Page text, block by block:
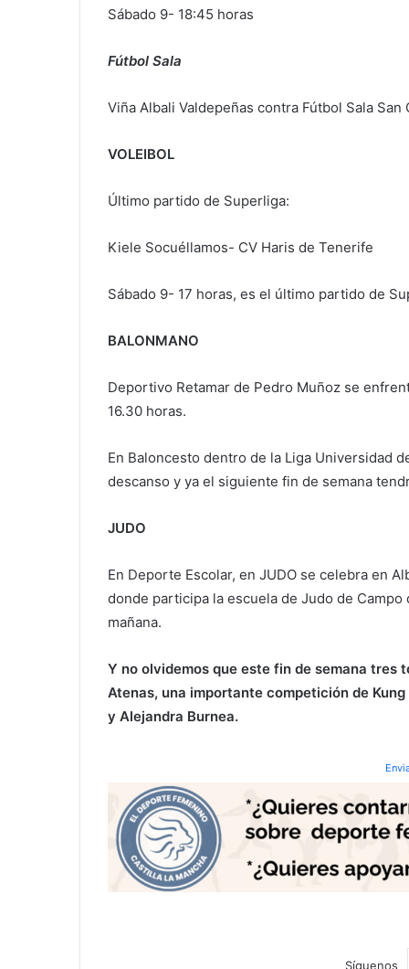
Sábado 9- 18:45 horas
Fútbol Sala
Viña Albali Valdepeñas contra Fútbol Sala
VOLEIBOL
Último partido de Superliga:
Kiele Socuéllamos- CV Haris de Tenerife
Sábado 9- 17 horas, es el último partido de
BALONMANO
Deportivo Retamar de Pedro Muñoz se
16.30 horas.
En Baloncesto dentro de la Liga Universidad
descanso y ya el siguiente fin de semana
JUDO
En Deporte Escolar, en JUDO se celebra en
donde participa la escuela de Judo de Campo
mañana.
Y no olvidemos que este fin de semana tres
Atenas, una importante competición de
y Alejandra Burnea.
Síguenos